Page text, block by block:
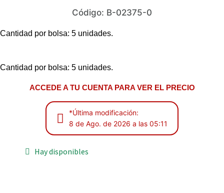
Código: B-02375-0
Cantidad por bolsa: 5 unidades.
Cantidad por bolsa: 5 unidades.
ACCEDE A TU CUENTA PARA VER EL PRECIO
*Última modificación:
8 de Ago. de 2026 a las 05:11
Hay disponibles